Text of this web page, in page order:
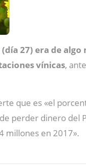
27) era de algo
vínicas,
que es «el
perder dinero del
millones en 2017».